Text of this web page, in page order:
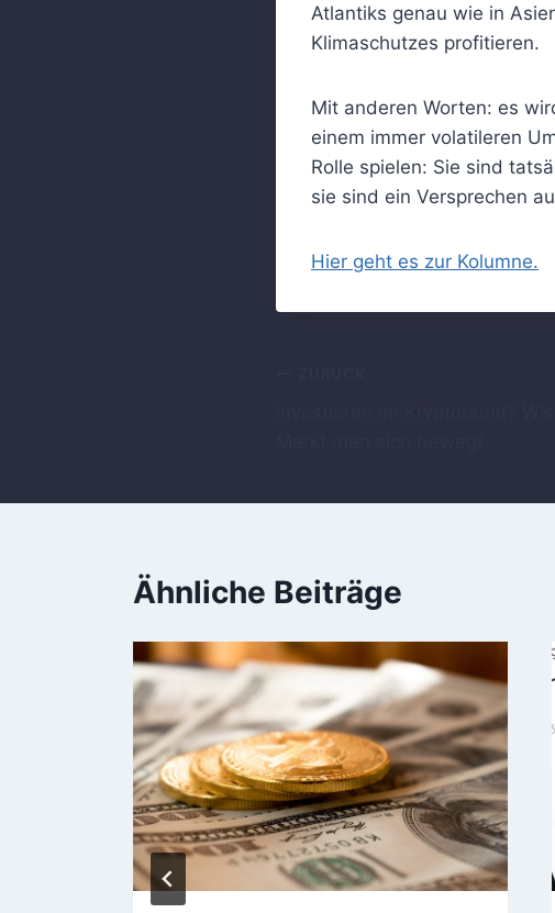
Atlantiks genau wie in
Klimaschutzes profitieren.
Mit anderen Worten: es
einem immer volatileren
Rolle spielen: Sie sind
sie sind ein Versprechen
Hier geht es zur Kolumne.
Ähnliche Beiträge